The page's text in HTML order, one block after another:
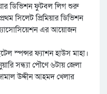
ডিভিশন ফুটবল লিগ শুরু
সিলেট প্রিমিয়ার ডিভিশন
এর আয়োজন
স্পন্সর ফ্যাশন হাউস মাহা।
সন্ধ্যা পৌণে ৬টায় জেলা
উদ্দীন আহমদ খেলার